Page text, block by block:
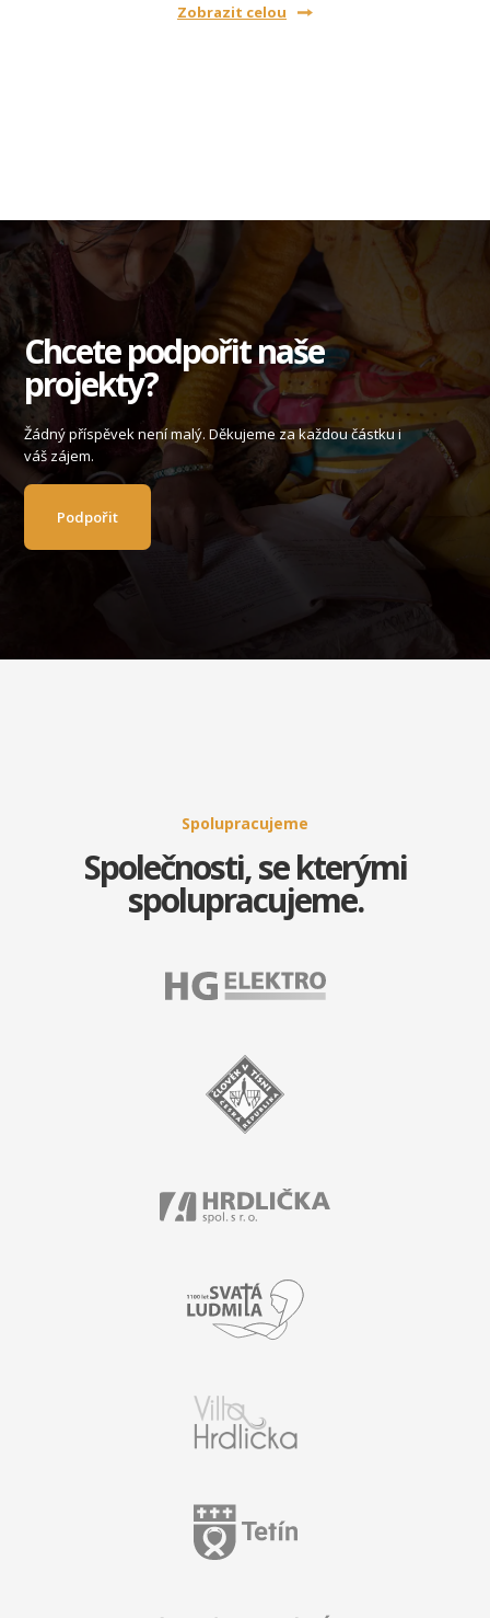
Zobrazit celou
Chcete podpořit naše
projekty?
Žádný příspěvek není malý. Děkujeme za každou částku i
váš zájem.
Podpořit
Spolupracujeme
Společnosti, se kterými
spolupracujeme.